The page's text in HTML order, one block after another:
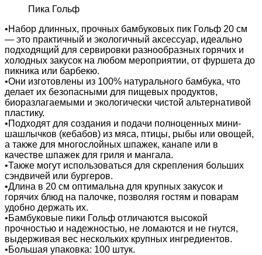
Пика Гольф
•Набор длинных, прочных бамбуковых пик Гольф 20 см
— это практичный и экологичный аксессуар, идеально
подходящий для сервировки разнообразных горячих и
холодных закусок на любом мероприятии, от фуршета до
пикника или барбекю.
•Они изготовлены из 100% натурального бамбука, что
делает их безопасными для пищевых продуктов,
биоразлагаемыми и экологически чистой альтернативой
пластику.
•Подходят для создания и подачи полноценных мини-
шашлычков (кебабов) из мяса, птицы, рыбы или овощей,
а также для многослойных шпажек, канапе или в
качестве шпажек для гриля и мангала.
•Также могут использоваться для скрепления больших
сэндвичей или бургеров.
•Длина в 20 см оптимальна для крупных закусок и
горячих блюд на палочке, позволяя гостям и поварам
удобно держать их.
•Бамбуковые пики Гольф отличаются высокой
прочностью и надежностью, не ломаются и не гнутся,
выдерживая вес нескольких крупных ингредиентов.
•Большая упаковка: 100 штук.